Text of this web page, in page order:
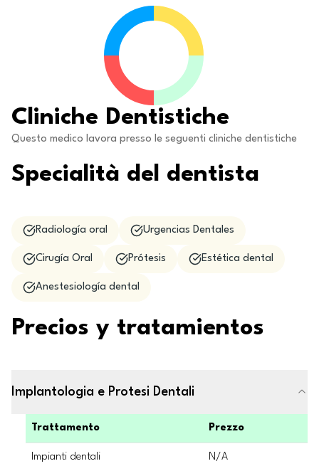
Cliniche Dentistiche
Questo medico lavora presso le seguenti cliniche dentistiche
Specialità del dentista
Radiología oral Urgencias Dentales
Cirugía Oral Prótesis Estética dental
Anestesiología dental
Precios y tratamientos
Implantologia e Protesi Dentali
Trattamento Prezzo
Impianti dentali N/A